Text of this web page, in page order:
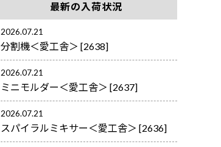
最新の入荷状況
2026.07.21
分割機＜愛工舎＞ [2638]
2026.07.21
ミニモルダー＜愛工舎＞ [2637]
2026.07.21
スパイラルミキサー＜愛工舎＞ [2636]